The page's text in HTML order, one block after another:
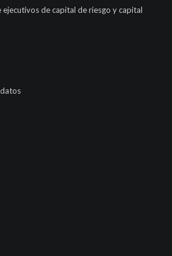
ejecutivos de capital de riesgo y capital